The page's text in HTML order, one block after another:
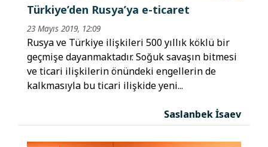
Türkiye’den Rusya’ya e-ticaret
23 Mayıs 2019, 12:09
Rusya ve Türkiye ilişkileri 500 yıllık köklü bir
geçmişe dayanmaktadır. Soğuk savaşın bitmesi
ve ticari ilişkilerin önündeki engellerin de
kalkmasıyla bu ticari ilişkide yeni...
Saslanbek İsaev